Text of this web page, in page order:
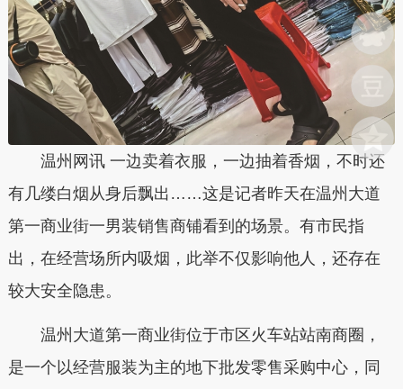
温州网讯 一边卖着衣服，一边抽着香烟，不时还
有几缕白烟从身后飘出……这是记者昨天在温州大道
第一商业街一男装销售商铺看到的场景。有市民指
出，在经营场所内吸烟，此举不仅影响他人，还存在
较大安全隐患。
温州大道第一商业街位于市区火车站站南商圈，
是一个以经营服装为主的地下批发零售采购中心，同